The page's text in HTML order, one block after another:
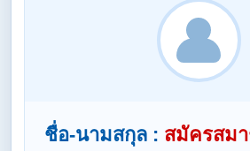
ชื่อ-นามสกุล : สมัครสม